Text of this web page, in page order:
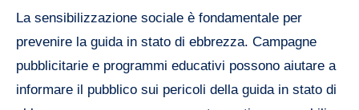
La sensibilizzazione sociale è fondamentale per
prevenire la guida in stato di ebbrezza. Campagne
pubblicitarie e programmi educativi possono aiutare a
informare il pubblico sui pericoli della guida in stato di